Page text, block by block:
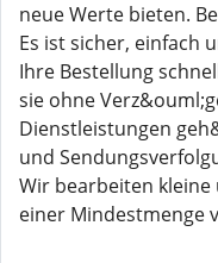
neue Werte bieten.
Es ist sicher, einfach
Ihre Bestellung
sie ohne
Dienstleistungen
und
Wir bearbeiten
einer Mindestmenge